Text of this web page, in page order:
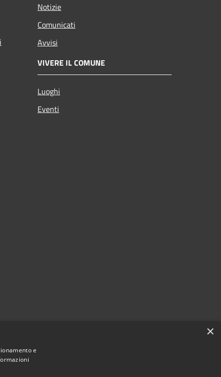
Notizie
Comunicati
Avvisi
VIVERE IL COMUNE
Luoghi
Eventi
×
e